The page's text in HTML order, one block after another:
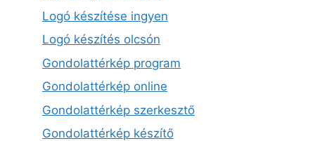
Logó készítése ingyen
Logó készítés olcsón
Gondolattérkép program
Gondolattérkép online
Gondolattérkép szerkesztő
Gondolattérkép készítő